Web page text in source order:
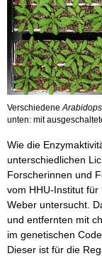
Verschiedene
unten: mit
Wie die
unterschiedlichen
Forscherinnen und
vom HHU-Institut für
Weber untersucht.
und entfernten mit
im genetischen
Dieser ist für die